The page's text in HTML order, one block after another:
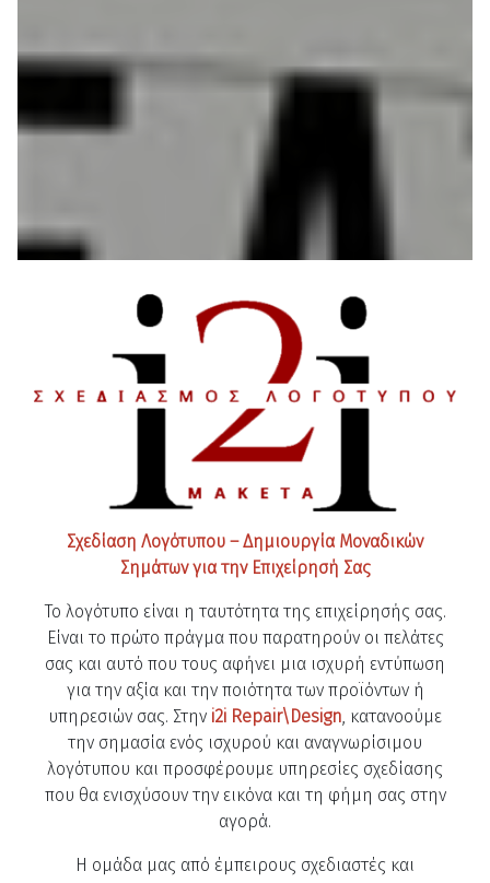
Σχεδίαση Λογότυπου – Δημιουργία Μοναδικών
Σημάτων για την Επιχείρησή Σας
Το λογότυπο είναι η ταυτότητα της επιχείρησής σας.
Είναι το πρώτο πράγμα που παρατηρούν οι πελάτες
σας και αυτό που τους αφήνει μια ισχυρή εντύπωση
για την αξία και την ποιότητα των προϊόντων ή
υπηρεσιών σας. Στην i2i Repair\Design, κατανοούμε
την σημασία ενός ισχυρού και αναγνωρίσιμου
λογότυπου και προσφέρουμε υπηρεσίες σχεδίασης
που θα ενισχύσουν την εικόνα και τη φήμη σας στην
αγορά.
Η ομάδα μας από έμπειρους σχεδιαστές και